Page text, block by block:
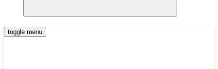
toggle menu